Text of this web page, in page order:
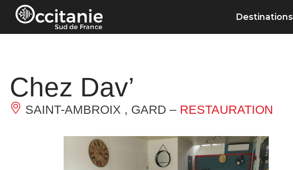
Panneau de gestion des cookies
Destinations
Chez Dav’
SAINT-AMBROIX , GARD – RESTAURATION